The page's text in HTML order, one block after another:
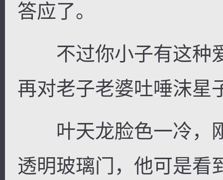
答应了。
不过你小子有这种
再对老子老婆吐唾沫星
叶天龙脸色一冷，
透明玻璃门，他可是看